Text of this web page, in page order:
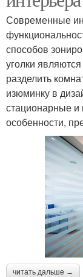
Современные
способов
уголки
разделить
изюминку в
стационарные и
особенности,
читать дальше →